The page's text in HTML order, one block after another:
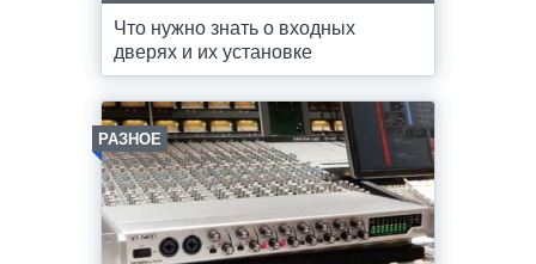
Что нужно знать о входных
дверях и их установке
РАЗНОЕ